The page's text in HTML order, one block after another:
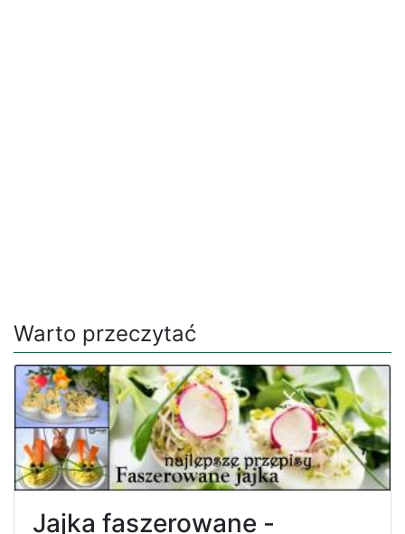
Warto przeczytać
Jajka faszerowane -